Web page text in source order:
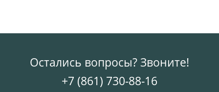
Остались вопросы? Звоните!
+7 (861) 730-88-16